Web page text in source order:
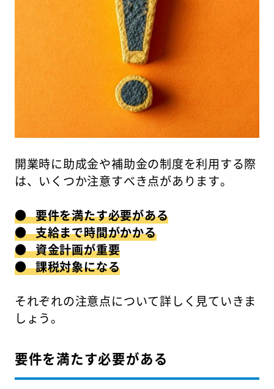
開業時に助成金や補助金の制度を利用する際
は、いくつか注意すべき点があります。
● 要件を満たす必要がある
● 支給まで時間がかかる
● 資金計画が重要
● 課税対象になる
それぞれの注意点について詳しく見ていきま
しょう。
要件を満たす必要がある